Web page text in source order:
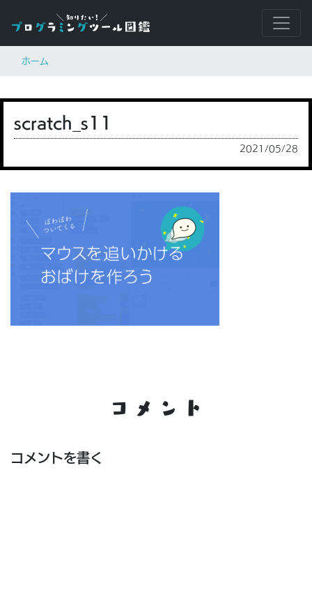
ホーム
scratch_s11
2021/05/28
コメント
コメントを書く